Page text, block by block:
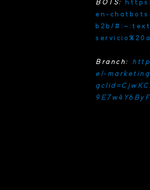
BOTS:
en-
b2b/
Branch:
el-